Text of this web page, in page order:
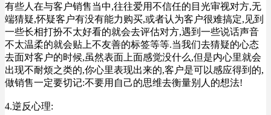
有些人在与客户销售当中,往往爱用不信任的目光审视对方,无
端猜疑,怀疑客户有没有能力购买,或者认为客户很难搞定,见到
一些长相打扮不太好看的就会去评估对方,遇到一些说话声音
不太温柔的就会贴上不友善的标签等等.当我们去猜疑的心态
去面对客户的时候,虽然表面上面感觉没什么,但是内心里就会
出现不耐烦之类的,你心里表现出来的,客户是可以感应得到的,
做销售一定要切记:不要用自己的思维去衡量别人的想法!
4.逆反心理: